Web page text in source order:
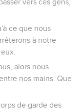
vers ces gens,
ce que nous
à notre
alors nous
nos mains. Que
de garde des